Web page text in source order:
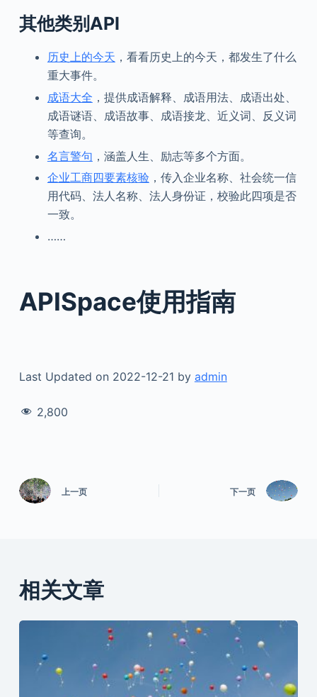
其他类别 API
历史上的今天 ，看看历史上的今天，都发生了什么
重大事件。
成语大全 ，提供成语解释、成语用法、成语出处、
成语谜语、成语故事、成语接龙、近义词、反义词
等查询。
名言警句 ，涵盖人生、励志等多个方面。
企业工商四要素核验，传入企业名称、社会统一信
用代码、法人名称、法人身份证，校验此四项是否
一致。
……
APISpace使用指南
Last Updated on 2022-12-21 by admin
2,800
上一页 下一页
相关文章